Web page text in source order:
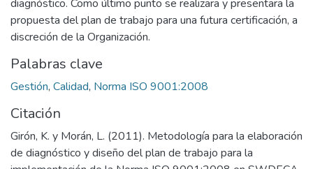
diagnóstico. Como último punto se realizara y presentara la
propuesta del plan de trabajo para una futura certificación, a
discreción de la Organización.
Palabras clave
Gestión, Calidad, Norma ISO 9001:2008
Citación
Girón, K. y Morán, L. (2011). Metodología para la elaboración
de diagnóstico y diseño del plan de trabajo para la